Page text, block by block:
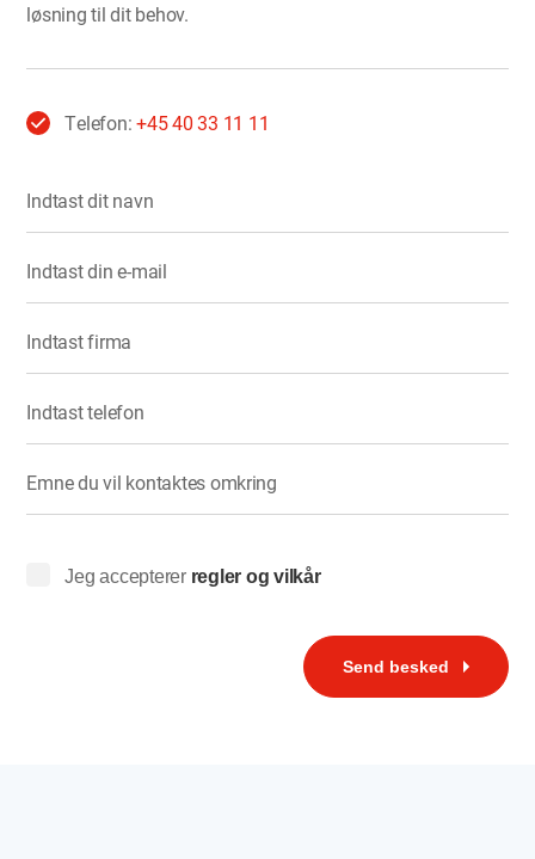
løsning til dit behov.
Telefon:+45 40 33 11 11
Indtast dit navn
Indtast din e-mail
Indtast firma
Indtast telefon
Emne du vil kontaktes omkring
Jeg accepterer regler og vilkår
Send besked